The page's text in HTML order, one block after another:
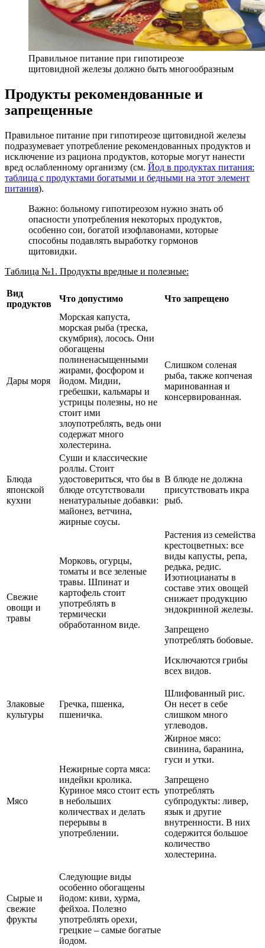
Правильное питание при гипотиреозе
щитовидной железы должно быть многообразным
Продукты рекомендованные и
запрещенные
Правильное питание при гипотиреозе щитовидной железы
подразумевает употребление рекомендованных продуктов и
исключение из рациона продуктов, которые могут нанести
вред ослабленному организму (см. Йод в продуктах питания:
таблица с продуктами богатыми и бедными на этот элемент
питания).
Важно: больному гипотиреозом нужно знать об
опасности употребления некоторых продуктов,
особенно сои, богатой изофлавонами, которые
способны подавлять выработку гормонов
щитовидки.
Таблица №1. Продукты вредные и полезные:
Вид
продуктов
Что допустимо Что запрещено
Дары моря
Морская капуста,
морская рыба (треска,
скумбрия), лосось. Они
обогащены
полиненасыщенными
жирами, фосфором и
йодом. Мидии,
гребешки, кальмары и
устрицы полезны, но не
стоит ими
злоупотреблять, ведь они
содержат много
холестерина.
Слишком соленая
рыба, также копченая
маринованная и
консервированная.
Блюда
японской
кухни
Суши и классические
роллы. Стоит
удостовериться, что бы в
блюде отсутствовали
ненатуральные добавки:
майонез, ветчина,
жирные соусы.
В блюде не должна
присутствовать икра
рыб.
Свежие
овощи и
травы
Морковь, огурцы,
томаты и все зеленые
травы. Шпинат и
картофель стоит
употреблять в
термически
обработанном виде.
Растения из семейства
крестоцветных: все
виды капусты, репа,
редька, редис.
Изотиоцианаты в
составе этих овощей
снижает продукцию
эндокринной железы.
Запрещено
употреблять бобовые.
Исключаются грибы
всех видов.
Злаковые
культуры
Гречка, пшенка,
пшеничка.
Шлифованный рис.
Он несет в себе
слишком много
углеводов.
Мясо
Нежирные сорта мяса:
индейки кролика.
Куриное мясо стоит есть
в небольших
количествах и делать
перерывы в
употреблении.
Жирное мясо:
свинина, баранина,
гуси и утки.
Запрещено
употреблять
субпродукты: ливер,
язык и другие
внутренности. В них
содержится большое
количество
холестерина.
Сырые и
свежие
фрукты
Следующие виды
особенно обогащены
йодом: киви, хурма,
фейхоа. Полезно
употреблять орехи,
грецкие – самые богатые
йодом.